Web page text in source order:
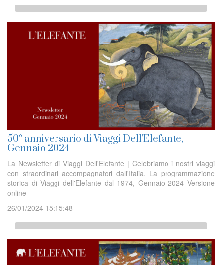
50° anniversario di Viaggi Dell'Elefante,
Gennaio 2024
La Newsletter di Viaggi Dell'Elefante | Celebriamo i nostri viaggi
con straordinari accompagnatori dall'Italia. La programmazione
storica di Viaggi dell'Elefante dal 1974, Gennaio 2024 Versione
online
26/01/2024 15:15:48